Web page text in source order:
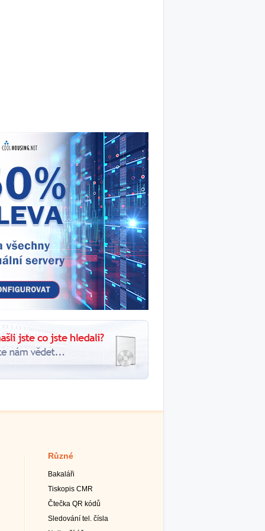
Různé
Bakaláři
Tiskopis CMR
Čtečka QR kódů
Sledování tel. čísla